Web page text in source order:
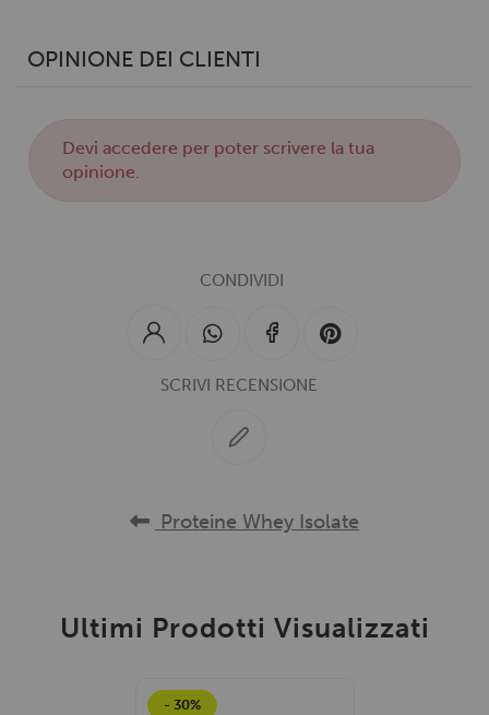
con altre informazioni che hai fornito loro o che hanno
OPINIONE DEI CLIENTI
Deviaccedere per poter scrivere la tua
opinione.
CONDIVIDI
SCRIVI RECENSIONE
Proteine Whey Isolate
Ultimi Prodotti Visualizzati
- 30%